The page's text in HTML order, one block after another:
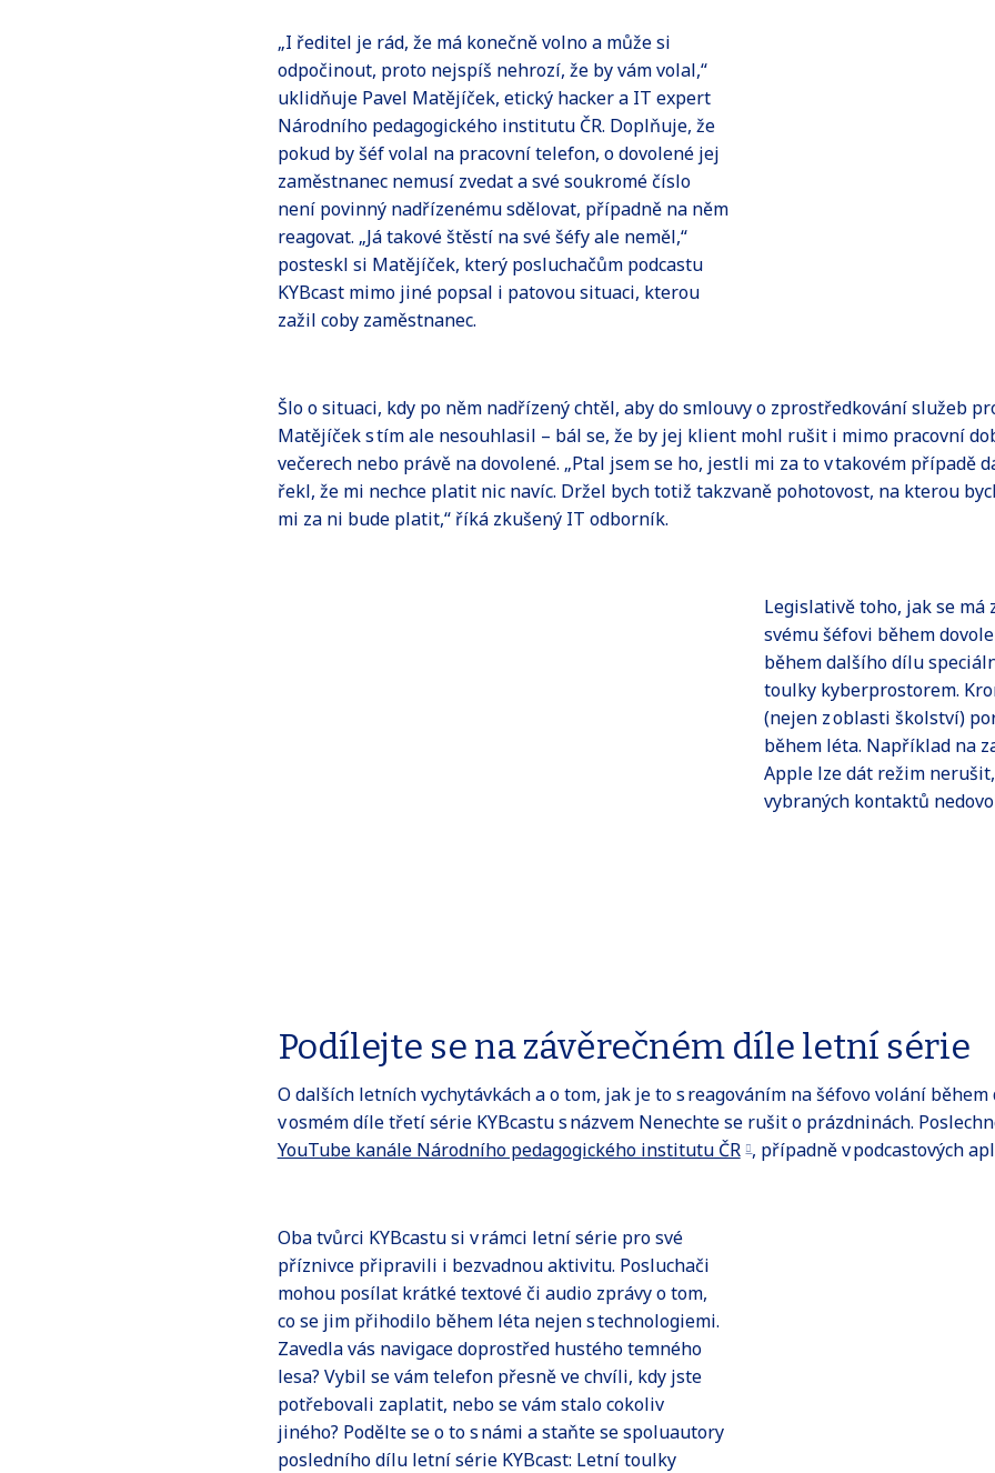
„I ředitel je rád, že má konečně volno a může si
odpočinout, proto nejspíš nehrozí, že by vám volal,“
uklidňuje Pavel Matějíček, etický hacker a IT expert
Národního pedagogického institutu ČR. Doplňuje, že
pokud by šéf volal na pracovní telefon, o dovolené jej
zaměstnanec nemusí zvedat a své soukromé číslo
není povinný nadřízenému sdělovat, případně na něm
reagovat. „Já takové štěstí na své šéfy ale neměl,“
posteskl si Matějíček, který posluchačům podcastu
KYBcast mimo jiné popsal i patovou situaci, kterou
zažil coby zaměstnanec.
Šlo o situaci, kdy po něm nadřízený chtěl, aby do smlouvy o zprostředkování služeb
Matějíček s tím ale nesouhlasil – bál se, že by jej klient mohl rušit i mimo pracovní
večerech nebo právě na dovolené. „Ptal jsem se ho, jestli mi za to v takovém případě
řekl, že mi nechce platit nic navíc. Držel bych totiž takzvaně pohotovost, na kterou
mi za ni bude platit,“ říká zkušený IT odborník.
Legislativě toho, jak se má
svému šéfovi během
během dalšího dílu
toulky kyberprostorem.
(nejen z oblasti školství)
během léta. Například na
Apple lze dát režim
vybraných kontaktů
Podílejte se na závěrečném díle letní série
O dalších letních vychytávkách a o tom, jak je to s reagováním na šéfovo volání během
v osmém díle třetí série KYBcastu s názvem Nenechte se rušit o prázdninách.
YouTube kanále Národního pedagogického institutu ČR , případně v podcastových
Oba tvůrci KYBcastu si v rámci letní série pro své
příznivce připravili i bezvadnou aktivitu. Posluchači
mohou posílat krátké textové či audio zprávy o tom,
co se jim přihodilo během léta nejen s technologiemi.
Zavedla vás navigace doprostřed hustého temného
lesa? Vybil se vám telefon přesně ve chvíli, kdy jste
potřebovali zaplatit, nebo se vám stalo cokoliv
jiného? Podělte se o to s námi a staňte se spoluautory
posledního dílu letní série KYBcast: Letní toulky